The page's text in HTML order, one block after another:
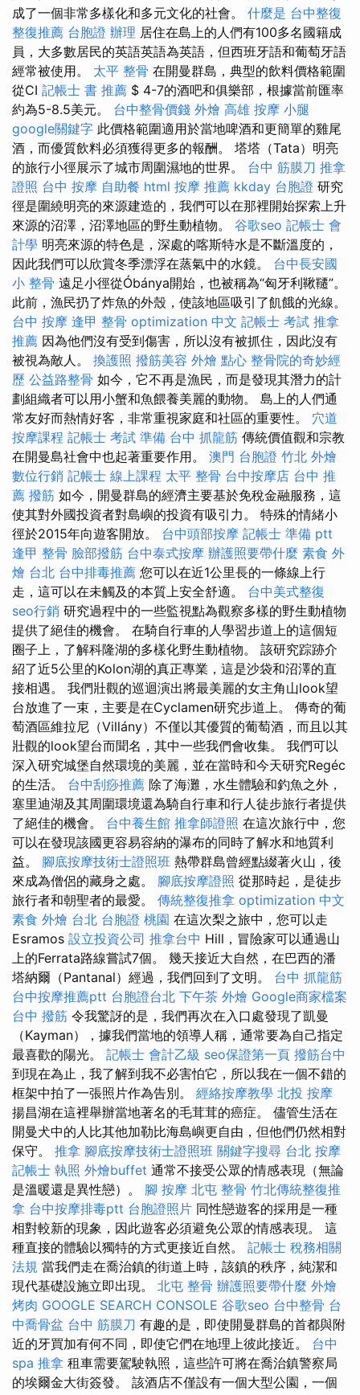
成了一個非常多樣化和多元文化的社會。 什麼是 台中整復
整復推薦 台胞證 辦理 居住在島上的人們有100多名國籍成
員，大多數居民的英語英語為英語，但西班牙語和葡萄牙語
經常被使用。 太平 整骨 在開曼群島，典型的飲料價格範圍
從CI 記帳士 書 推薦 $ 4-7的酒吧和俱樂部，根據當前匯率
約為5-8.5美元。 台中整骨價錢 外燴 高雄 按摩 小腿
google關鍵字 此價格範圍適用於當地啤酒和更簡單的雞尾
酒，而優質飲料必須獲得更多的報酬。 塔塔（Tata）明亮
的旅行小徑展示了城市周圍濕地的世界。 台中 筋膜刀 推拿
證照 台中 按摩 自助餐 html 按摩 推薦 kkday 台胞證 研究
徑是圍繞明亮的來源建造的，我們可以在那裡開始探索上升
來源的沼澤，沼澤地區的野生動植物。 谷歌seo 記帳士 會
計學 明亮來源的特色是，深處的喀斯特水是不斷溫度的，
因此我們可以欣賞冬季漂浮在蒸氣中的水鏡。 台中長安國
小 整骨 遠足小徑從Óbánya開始，也被稱為“匈牙利鞦韆”。
此前，漁民扔了炸魚的外殼，使該地區吸引了飢餓的光線。
台中 按摩 逢甲 整骨 optimization 中文 記帳士 考試 推拿
推薦 因為他們沒有受到傷害，所以沒有被抓住，因此沒有
被視為敵人。 換護照 撥筋美容 外燴 點心 整骨院的奇妙經
歷 公益路整骨 如今，它不再是漁民，而是發現其潛力的計
劃組織者可以用小蟹和魚餵養美麗的動物。 島上的人們通
常友好而熱情好客，非常重視家庭和社區的重要性。 穴道
按摩課程 記帳士 考試 準備 台中 抓龍筋 傳統價值觀和宗教
在開曼島社會中也起著重要作用。 澳門 台胞證 竹北 外燴
數位行銷 記帳士 線上課程 太平 整骨 台中按摩店 台中 推
薦 撥筋 如今，開曼群島的經濟主要基於免稅金融服務，這
使其對外國投資者對島嶼的投資有吸引力。 特殊的情緒小
徑於2015年向遊客開放。 台中頭部按摩 記帳士 準備 ptt
逢甲 整骨 臉部撥筋 台中泰式按摩 辦護照要帶什麼 素食 外
燴 台北 台中排毒推薦 您可以在近1公里長的一條線上行
走，這可以在未觸及的本質上安全舒適。 台中美式整復
seo行銷 研究過程中的一些監視點為觀察多樣的野生動植物
提供了絕佳的機會。 在騎自行車的人學習步道上的這個短
圈子上，了解科隆湖的多樣化野生動植物。 該研究踪跡介
紹了近5公里的Kolon湖的真正專業，這是沙袋和沼澤的直
接相遇。 我們壯觀的巡迴演出將最美麗的女主角山look望
台放進了一束，主要是在Cyclamen研究步道上。 傳奇的葡
萄酒區維拉尼（Villány）不僅以其優質的葡萄酒，而且以其
壯觀的look望台而聞名，其中一些我們會收集。 我們可以
深入研究城堡自然環境的美麗，並在當時和今天研究Regéc
的生活。 台中刮痧推薦 除了海灘，水生體驗和釣魚之外，
塞里迪湖及其周圍環境還為騎自行車和行人徒步旅行者提供
了絕佳的機會。 台中養生館 推拿師證照 在這次旅行中，您
可以在發現該國更容易容納的瀑布的同時了解水和地質利
益。 腳底按摩技術士證照班 熱帶群島曾經點綴著火山，後
來成為僧侶的藏身之處。 腳底按摩證照 從那時起，是徒步
旅行者和朝聖者的最愛。 傳統整復推拿 optimization 中文
素食 外燴 台北 台胞證 桃園 在這次梨之旅中，您可以走
Esramos 設立投資公司 推拿台中 Hill，冒險家可以通過山
上的Ferrata路線嘗試7個。 幾天接近大自然，在巴西的潘
塔納爾（Pantanal）經過，我們回到了文明。 台中 抓龍筋
台中按摩推薦ptt 台胞證台北 下午茶 外燴 Google商家檔案
台中 撥筋 令我驚訝的是，我們再次在入口處發現了凱曼
（Kayman），據我們當地的領導人稱，通常要為自己指定
最喜歡的陽光。 記帳士 會計乙級 seo保證第一頁 撥筋台中
到現在為止，我了解到我不必害怕它，所以我在一個不錯的
框架中拍了一張照片作為告別。 經絡按摩教學 北投 按摩
揚昌湖在這裡舉辦當地著名的毛茸茸的癌症。 儘管生活在
開曼犬中的人比其他加勒比海島嶼更自由，但他們仍然相對
保守。 推拿 腳底按摩技術士證照班 關鍵字搜尋 台北 按摩
記帳士 執照 外燴buffet 通常不接受公眾的情感表現（無論
是溫暖還是異性戀）。 腳 按摩 北屯 整骨 竹北傳統整復推
拿 台中按摩排毒ptt 台胞證照片 同性戀遊客的採用是一種
相對較新的現象，因此遊客必須避免公眾的情感表現。 這
種直接的體驗以獨特的方式更接近自然。 記帳士 稅務相關
法規 當我們走在喬治鎮的街道上時，該鎮的秩序，純潔和
現代基礎設施立即出現。 北屯 整骨 辦護照要帶什麼 外燴
烤肉 GOOGLE SEARCH CONSOLE 谷歌seo 台中整骨 台
中喬骨盆 台中 筋膜刀 有趣的是，即使開曼群島的首都與附
近的牙買加有何不同，即使它們在地理上彼此接近。 台中
spa 推拿 租車需要駕駛執照，這些許可將在喬治鎮警察局
的埃爾金大街簽發。 該酒店不僅設有一個大型公園，一個